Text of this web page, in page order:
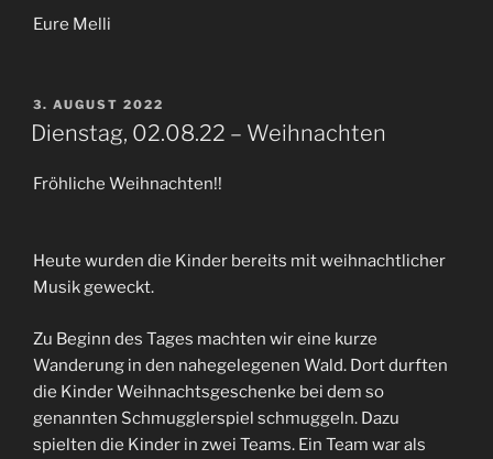
Eure Melli
VERÖFFENTLICHT
AM
3. AUGUST 2022
Dienstag, 02.08.22 – Weihnachten
Fröhliche Weihnachten!!
Heute wurden die Kinder bereits mit weihnachtlicher
Musik geweckt.
Zu Beginn des Tages machten wir eine kurze
Wanderung in den nahegelegenen Wald. Dort durften
die Kinder Weihnachtsgeschenke bei dem so
genannten Schmugglerspiel schmuggeln. Dazu
spielten die Kinder in zwei Teams. Ein Team war als